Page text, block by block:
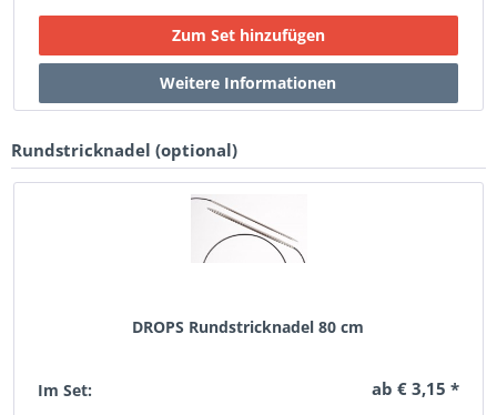
Rundstricknadel (optional)
DROPS Rundstricknadel 80 cm
Im Set: ab € 3,15 *